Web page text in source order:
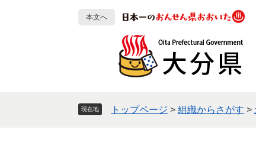
本文へ
現在地 トップページ > 組織からさがす >